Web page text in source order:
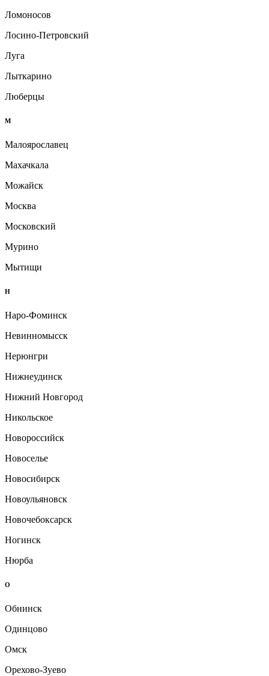
Ломоносов
Лосино-Петровский
Луга
Лыткарино
Люберцы
М
Малоярославец
Махачкала
Можайск
Москва
Московский
Мурино
Мытищи
Н
Наро-Фоминск
Невинномысск
Нерюнгри
Нижнеудинск
Нижний Новгород
Никольское
Новороссийск
Новоселье
Новосибирск
Новоульяновск
Новочебоксарск
Ногинск
Нюрба
О
Обнинск
Одинцово
Омск
Орехово-Зуево